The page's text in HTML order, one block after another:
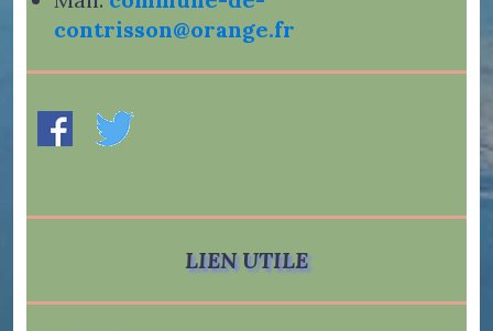
contrisson@orange.fr
LIEN UTILE